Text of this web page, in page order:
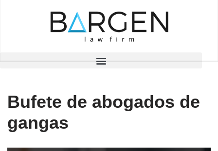
Bufete de abogados de
gangas